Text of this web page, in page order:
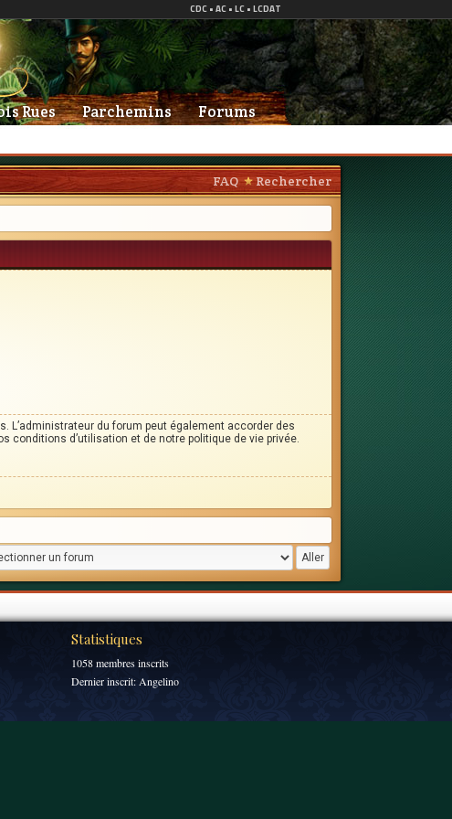
Rues Parchemins Forums
FAQ Rechercher
L’administrateur du forum peut également accorder des
conditions d’utilisation et de notre politique de vie privée.
Statistiques
1058 membres inscrits
Dernier inscrit: Angelino